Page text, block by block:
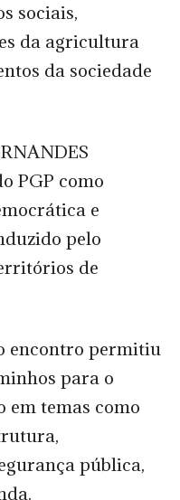
sociais,
da agricultura
da sociedade
PGP como
e
pelo
de
encontro permitiu
para o
em temas como
pública,